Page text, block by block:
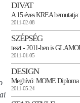
DIVAT
A 15 éves KREA
2011-02-08
SZÉPSÉG
teszt - 2011-ben is
2011-01-05
DESIGN
Meghívó: MOME Diploma
2011-05-24